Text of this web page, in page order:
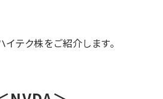
イテク株をご紹介します。